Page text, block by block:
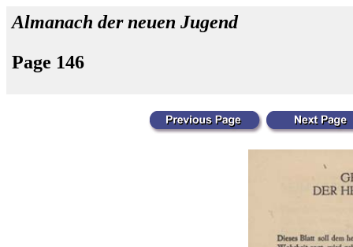
Almanach der neuen Jugend
Page 146